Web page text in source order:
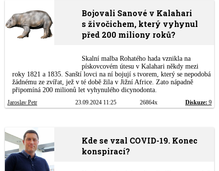
Bojovali Sanové v Kalahari
s živočichem, který vyhynul
před 200 miliony roků?
Skalní malba Rohatého hada vznikla na
pískovcovém útesu v Kalahari někdy mezi
roky 1821 a 1835. Sanští lovci na ní bojují s tvorem, který se nepodobá
žádnému ze zvířat, jež v té době žila v Jižní Africe. Zato nápadně
připomíná 200 milionů let vyhynulého dicynodonta.
Jaroslav Petr 23.09.2024 11:25 26864x Diskuze: 9
Kde se vzal COVID-19. Konec
konspirací?